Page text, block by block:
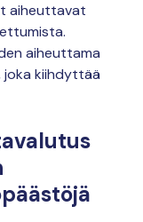
aiheuttavat
aiheuttama
joka kiihdyttää